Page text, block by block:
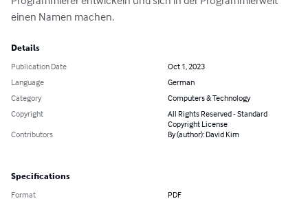
einen Namen machen.
Details
Publication Date
Oct 1, 2023
Language
German
Category
Computers & Technology
Copyright
All Rights Reserved - Standard
Copyright License
Contributors
By (author): David Kim
Specifications
Format PDF